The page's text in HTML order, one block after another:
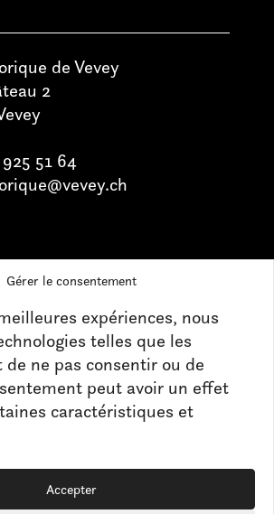
Gérer le consentement
expériences, nous
telles que les
de ne pas consentir ou de
peut avoir un effet
caractéristiques et
Accepter
de Vevey
2
51 64
actualités sur les réseaux
n’hésitez pas à
CONTACT
PRESSE